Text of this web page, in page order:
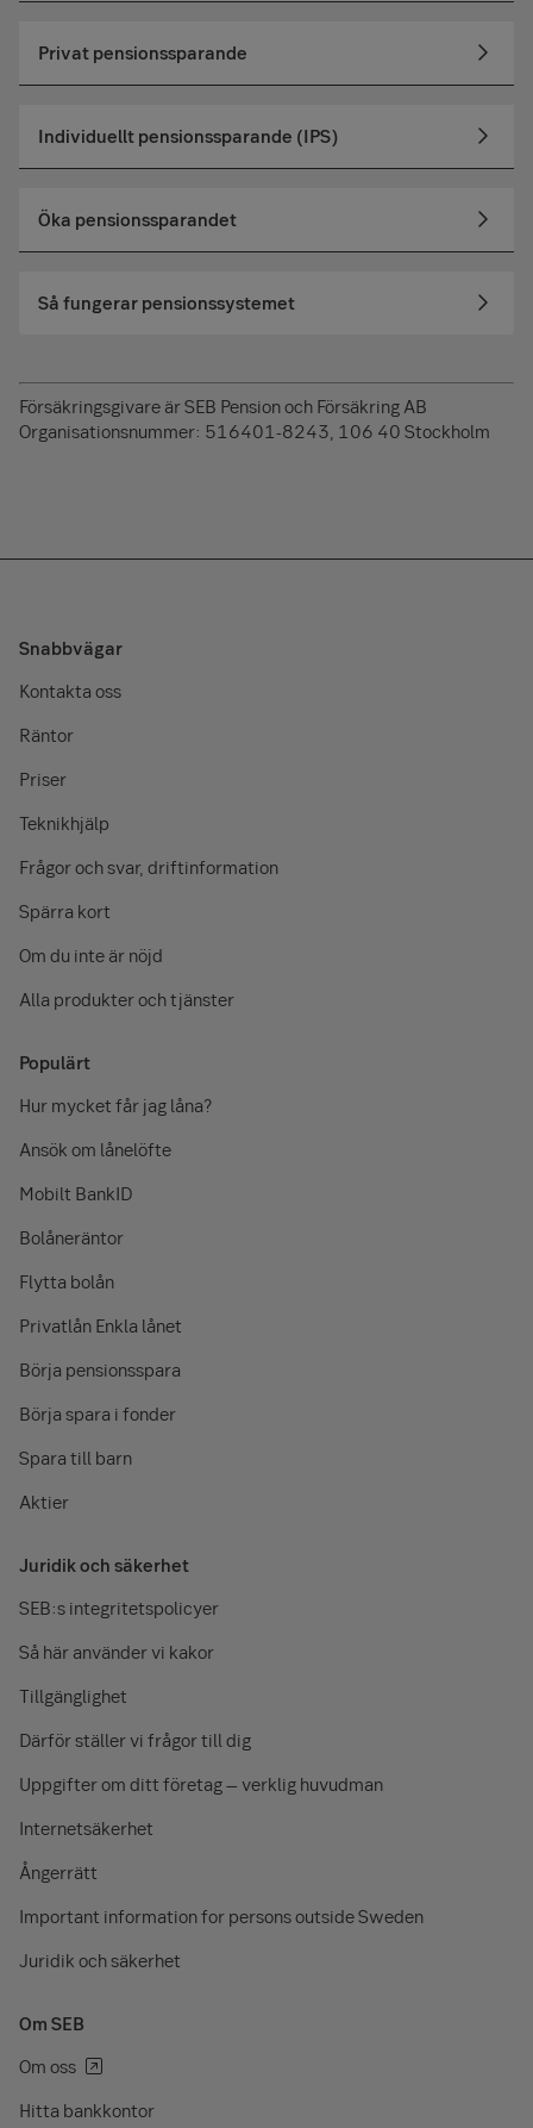
Privat pensionssparande
Individuellt pensionssparande (IPS)
Öka pensionssparandet
Så fungerar pensionssystemet
Försäkringsgivare är SEB Pension och Försäkring AB
Organisationsnummer: 516401-8243, 106 40 Stockholm
Snabbvägar
Kontakta oss
Räntor
Priser
Teknikhjälp
Frågor och svar, driftinformation
Spärra kort
Om du inte är nöjd
Alla produkter och tjänster
Populärt
Hur mycket får jag låna?
Ansök om lånelöfte
Mobilt BankID
Bolåneräntor
Flytta bolån
Privatlån Enkla lånet
Börja pensionsspara
Börja spara i fonder
Spara till barn
Aktier
Juridik och säkerhet
SEB:s integritetspolicyer
Så här använder vi kakor
Tillgänglighet
Därför ställer vi frågor till dig
Uppgifter om ditt företag – verklig huvudman
Internetsäkerhet
Ångerrätt
Important information for persons outside Sweden
Juridik och säkerhet
Om SEB
Om oss
Hitta bankkontor